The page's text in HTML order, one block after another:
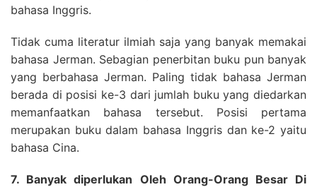
bahasa Inggris.
Tidak cuma literatur ilmiah saja yang banyak memakai
bahasa Jerman. Sebagian penerbitan buku pun banyak
yang berbahasa Jerman. Paling tidak bahasa Jerman
berada di posisi ke-3 dari jumlah buku yang diedarkan
memanfaatkan bahasa tersebut. Posisi pertama
merupakan buku dalam bahasa Inggris dan ke-2 yaitu
bahasa Cina.
7. Banyak diperlukan Oleh Orang-Orang Besar Di